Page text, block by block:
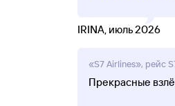
IRINA, июль 2026
«S7 Airlines», рейс
Прекрасные